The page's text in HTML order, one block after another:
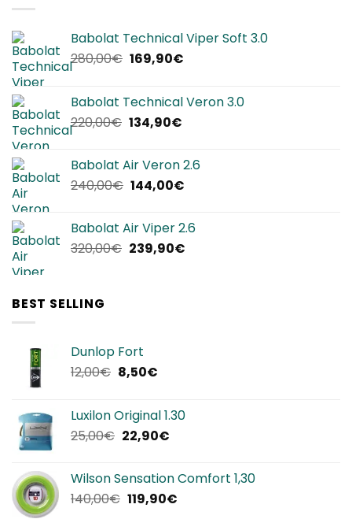
Babolat Technical Viper Soft 3.0
280,00€ Il
era:
280,00€.
169,90€Il
è:
Babolat Technical Veron 3.0
220,00€ Il
era:
220,00€.
134,90€Il
è:
134,90€.
Babolat Air Veron 2.6
240,00€ Il
era:
240,00€.
144,00€Il
è:
144,00€.
Babolat Air Viper 2.6
320,00€ Il
239,90€Il
BEST SELLING
Dunlop Fort
12,00€ Il
era:
12,00€.
8,50€Il
è:
8,50€.
Luxilon Original 1.30
25,00€ Il
era:
25,00€.
22,90€Il
è:
22,90€.
Wilson Sensation Comfort 1,30
140,00€ Il
119,90€Il